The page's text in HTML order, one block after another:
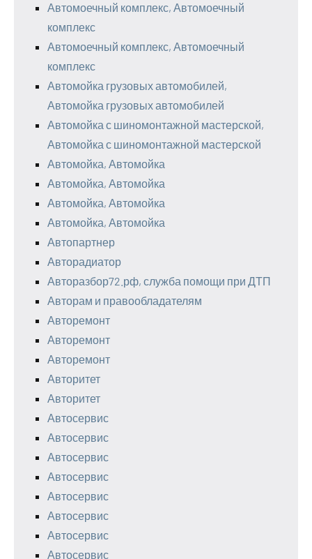
Автомоечный комплекс, Автомоечный
комплекс
Автомоечный комплекс, Автомоечный
комплекс
Автомойка грузовых автомобилей,
Автомойка грузовых автомобилей
Автомойка с шиномонтажной мастерской,
Автомойка с шиномонтажной мастерской
Автомойка, Автомойка
Автомойка, Автомойка
Автомойка, Автомойка
Автомойка, Автомойка
Автопартнер
Авторадиатор
Авторазбор72.рф, служба помощи при ДТП
Авторам и правообладателям
Авторемонт
Авторемонт
Авторемонт
Авторитет
Авторитет
Автосервис
Автосервис
Автосервис
Автосервис
Автосервис
Автосервис
Автосервис
Автосервис